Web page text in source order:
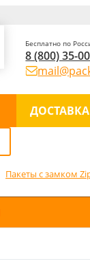
Бесплатно по
8 (800) 35-
Пакеты с замком